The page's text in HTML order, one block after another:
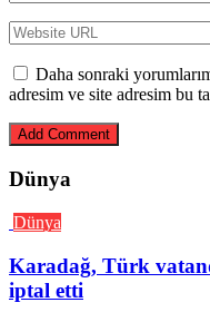
Daha sonraki
adresim ve site adresim bu
Dünya
Dünya
Karadağ, Türk
iptal etti